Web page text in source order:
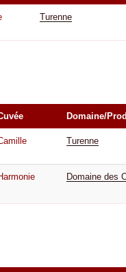
Turenne
Domaine/
Turenne
Domaine des